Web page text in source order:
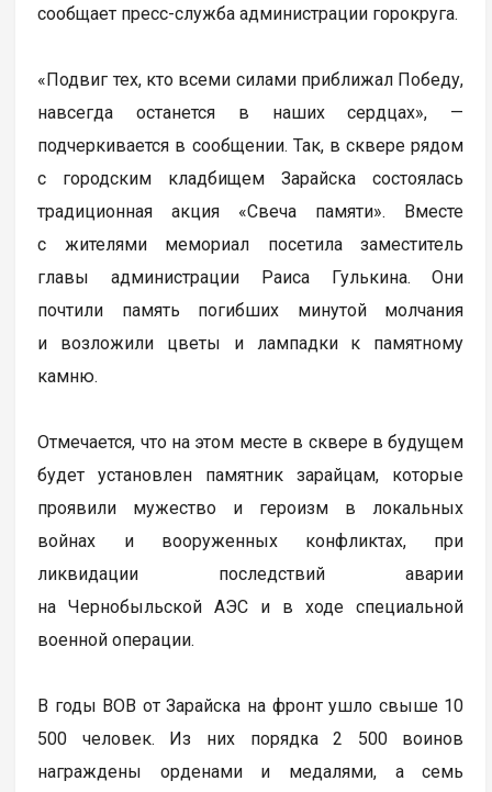
сообщает пресс-служба администрации горокруга.
«Подвиг тех, кто всеми силами приближал Победу,
навсегда останется в наших сердцах», —
подчеркивается в сообщении. Так, в сквере рядом
с городским кладбищем Зарайска состоялась
традиционная акция «Свеча памяти». Вместе
с жителями мемориал посетила заместитель
главы администрации Раиса Гулькина. Они
почтили память погибших минутой молчания
и возложили цветы и лампадки к памятному
камню.
Отмечается, что на этом месте в сквере в будущем
будет установлен памятник зарайцам, которые
проявили мужество и героизм в локальных
войнах и вооруженных конфликтах, при
ликвидации последствий аварии
на Чернобыльской АЭС и в ходе специальной
военной операции.
В годы ВОВ от Зарайска на фронт ушло свыше 10
500 человек. Из них порядка 2 500 воинов
награждены орденами и медалями, а семь